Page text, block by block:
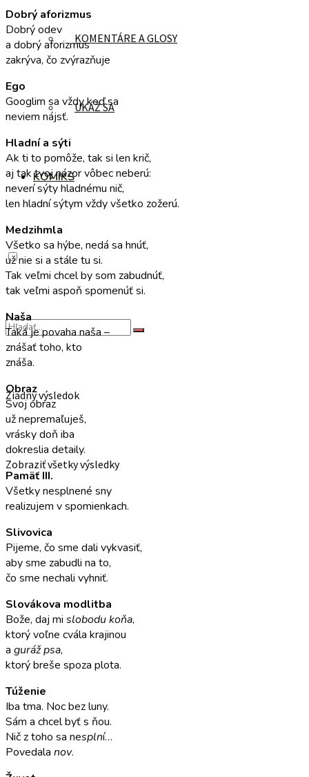
KOMENTÁRE A GLOSY
UKÁŽ SA
KOMIKS
Žiadny výsledok
Zobraziť všetky výsledky
Dobrý aforizmus
Dobrý odev
a dobrý aforizmus
zakrýva, čo zvýrazňuje
Ego
Googlim sa vždy keď sa
neviem nájsť.
Hladní a sýti
Ak ti to pomôže, tak si len krič,
aj tak tvoj názor vôbec neberú:
neverí sýty hladnému nič,
len hladní sýtym vždy všetko zožerú.
Medzihmla
Všetko sa hýbe, nedá sa hnúť,
už nie si a stále tu si.
Tak veľmi chcel by som zabudnúť,
tak veľmi aspoň spomenúť si.
Naša
Taká je povaha naša –
znášať toho, kto
znáša.
Obraz
Svoj obraz
už nepremaľuješ,
vrásky doň iba
dokreslia detaily.
Pamäť III.
Všetky nesplnené sny
realizujem v spomienkach.
Slivovica
Pijeme, čo sme dali vykvasiť,
aby sme zabudli na to,
čo sme nechali vyhniť.
Slovákova modlitba
Bože, daj mi slobodu koňa,
ktorý voľne cvála krajinou
a guráž psa,
ktorý breše spoza plota.
Túženie
Iba tma. Noc bez luny.
Sám a chcel byť s ňou.
Nič z toho sa nesplní…
Povedala nov.